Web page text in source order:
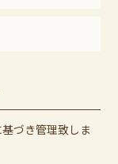
づき管理致しま